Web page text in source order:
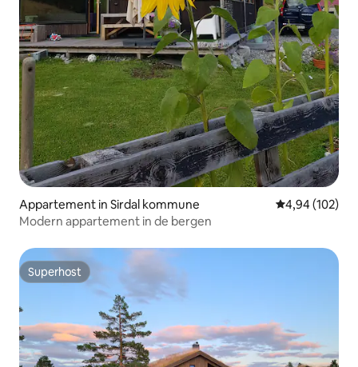
Appartement in Sirdal kommune Gemiddelde
4,94 (102)
Modern appartement in de bergen
Superhost
Superhost